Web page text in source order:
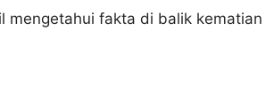
mengetahui fakta di balik kematian